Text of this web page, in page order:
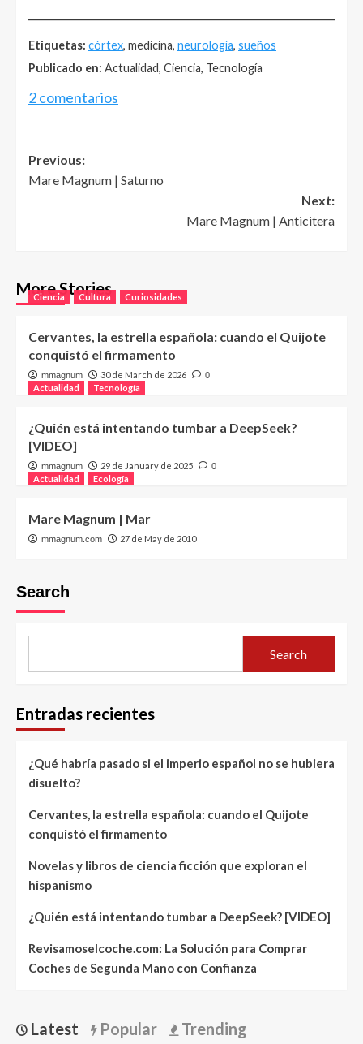
Etiquetas: córtex, medicina, neurología, sueños
Publicado en: Actualidad, Ciencia, Tecnología
2 comentarios
Post
navigation
Previous:
Mare Magnum | Saturno
Next:
Mare Magnum | Anticitera
More Stories
Ciencia Cultura Curiosidades
Cervantes, la estrella española: cuando el Quijote
conquistó el firmamento
mmagnum 30 de March de 2026 0
Actualidad Tecnología
¿Quién está intentando tumbar a DeepSeek?
[VIDEO]
mmagnum 29 de January de 2025 0
Actualidad Ecología
Mare Magnum | Mar
mmagnum.com 27 de May de 2010
Search
Search
Entradas recientes
¿Qué habría pasado si el imperio español no se hubiera
disuelto?
Cervantes, la estrella española: cuando el Quijote
conquistó el firmamento
Novelas y libros de ciencia ficción que exploran el
hispanismo
¿Quién está intentando tumbar a DeepSeek? [VIDEO]
Revisamoselcoche.com: La Solución para Comprar
Coches de Segunda Mano con Confianza
Latest Popular Trending